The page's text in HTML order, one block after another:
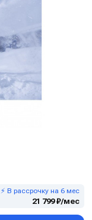
⚡ В рассрочку на 6 мес
21 799 ₽/мес